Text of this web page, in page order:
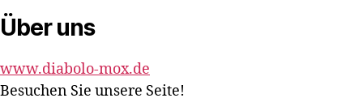
Über uns
www.diabolo-mox.de
Besuchen Sie unsere Seite!